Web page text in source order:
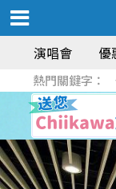
演唱會 優
熱門關鍵字：